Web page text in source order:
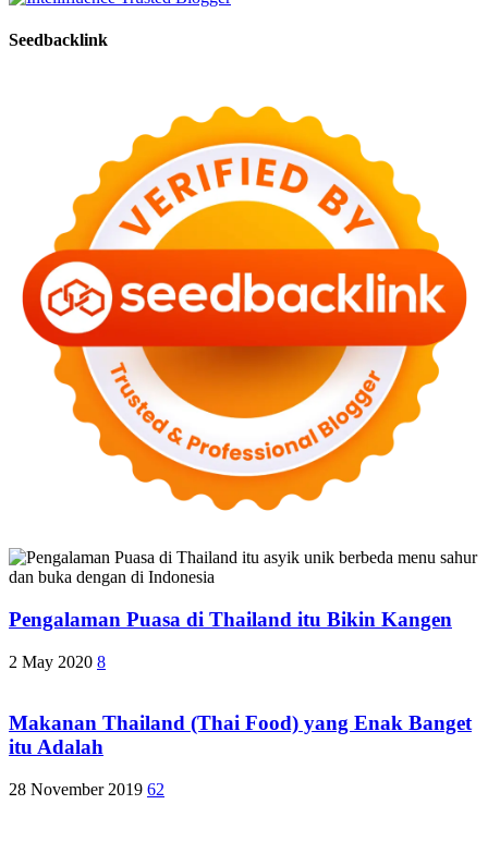
Seedbacklink
Pengalaman Puasa di Thailand itu Bikin Kangen
2 May 2020 8
Makanan Thailand (Thai Food) yang Enak Banget
itu Adalah
28 November 2019 62